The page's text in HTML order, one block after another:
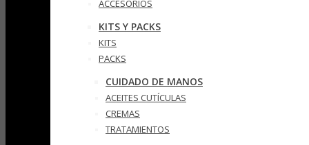
ACCESORIOS
KITS Y PACKS
KITS
PACKS
CUIDADO DE MANOS
ACEITES CUTÍCULAS
CREMAS
TRATAMIENTOS